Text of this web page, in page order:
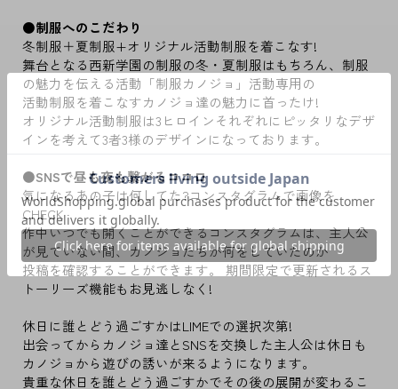
●制服へのこだわり
冬制服＋夏制服+オリジナル活動制服を着こなす!
舞台となる西新学園の制服の冬・夏制服はもちろん、制服
の魅力を伝える活動「制服カノジョ」活動専用の
活動制服を着こなすカノジョ達の魅力に首ったけ!
オリジナル活動制服は3ヒロインそれぞれにピッタリなデザ
インを考えて3者3様のデザインになっております。
●SNSで昼も夜も繋がるココロ
気になるあの子は何してた?コンスタグラムで画像を
CHECK
作中いつでも開くことができるコンスタグラムは、主人公
が見ていない間、カノジョたちが何をしていたのか
投稿を確認することができます。 期間限定で更新されるス
トーリーズ機能もお見逃しなく!
休日に誰とどう過ごすかはLIMEでの選択次第!
出会ってからカノジョ達とSNSを交換した主人公は休日も
カノジョから遊びの誘いが来るようになります。
貴重な休日を誰とどう過ごすかでその後の展開が変わるこ